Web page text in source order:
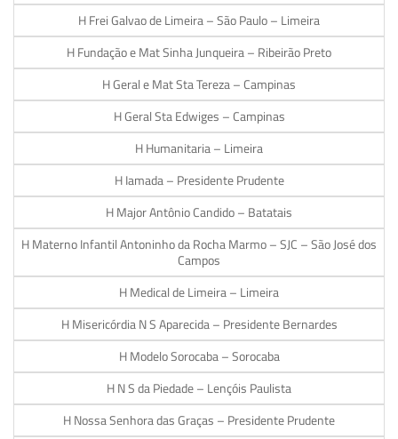
H Frei Galvao de Limeira – São Paulo – Limeira
H Fundação e Mat Sinha Junqueira – Ribeirão Preto
H Geral e Mat Sta Tereza – Campinas
H Geral Sta Edwiges – Campinas
H Humanitaria – Limeira
H Iamada – Presidente Prudente
H Major Antônio Candido – Batatais
H Materno Infantil Antoninho da Rocha Marmo – SJC – São José dos
Campos
H Medical de Limeira – Limeira
H Misericórdia N S Aparecida – Presidente Bernardes
H Modelo Sorocaba – Sorocaba
H N S da Piedade – Lençóis Paulista
H Nossa Senhora das Graças – Presidente Prudente